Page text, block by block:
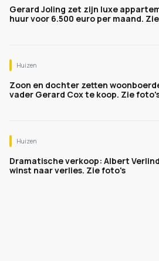
Gerard Joling zet zijn luxe
huur voor 6.500 euro per maand.
Huizen
Zoon en dochter zetten
vader Gerard Cox te koop. Zie
Huizen
Dramatische verkoop: Albert
winst naar verlies. Zie foto's